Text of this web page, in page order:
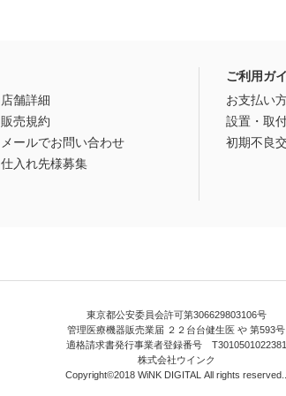
店舗詳細
販売規約
メールでお問い合わせ
仕入れ先様募集
ご利用ガ
お支払い
設置・取
初期不良
東京都公安委員会許可第306629803106号
管理医療機器販売業届 ２２台台健生医 や 第593号
適格請求書発行事業者登録番号 T3010501022381
株式会社ウインク
Copyright©2018 WiNK DIGITAL All rights reserved..